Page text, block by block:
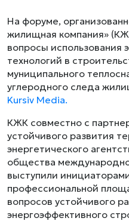
На форуме,
жилищная компания»
вопросы использования
технологий в
муниципального
углеродного следа
Kursiv Media.
КЖК совместно с
устойчивого развития
энергетического
общества
выступили
профессиональной
вопросов устойчивого
энергоэффективного